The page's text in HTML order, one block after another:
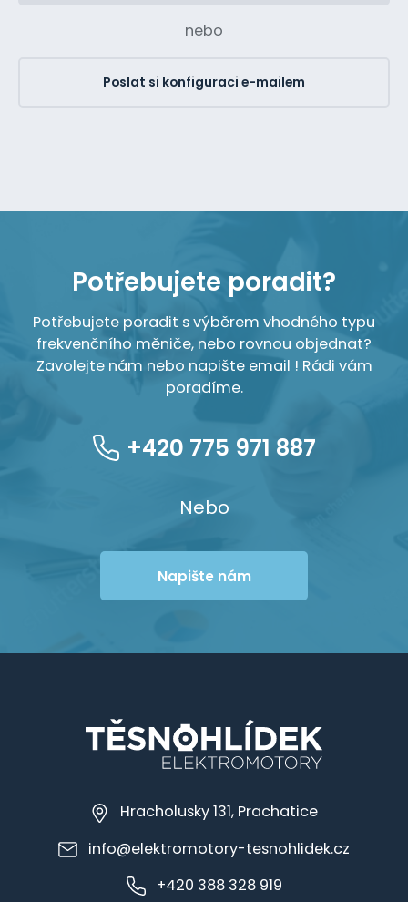
nebo
Poslat si konfiguraci e-mailem
Potřebujete poradit?
Potřebujete poradit s výběrem vhodného typu
frekvenčního měniče, nebo rovnou objednat?
Zavolejte nám nebo napište email ! Rádi vám
poradíme.
+420 775 971 887
Nebo
Napište nám
Hracholusky 131, Prachatice
info@elektromotory-tesnohlidek.cz
+420 388 328 919